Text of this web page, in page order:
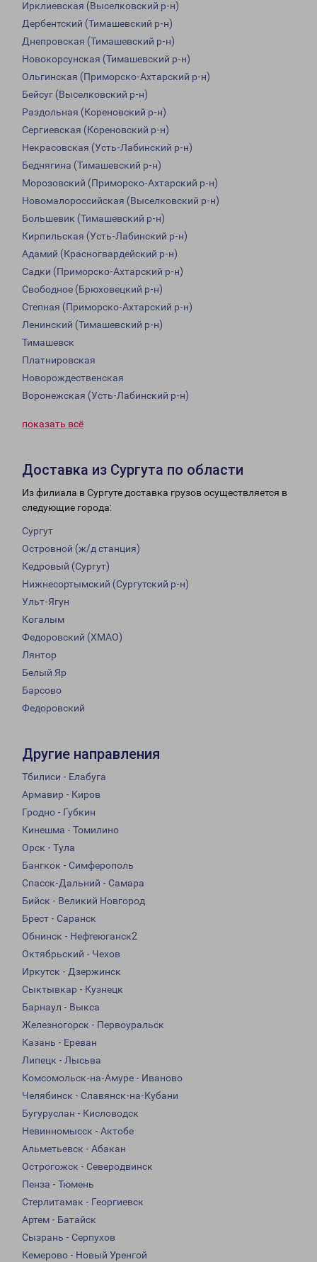
Ирклиевская (Выселковский р-н)
Дербентский (Тимашевский р-н)
Днепровская (Тимашевский р-н)
Новокорсунская (Тимашевский р-н)
Ольгинская (Приморско-Ахтарский р-н)
Бейсуг (Выселковский р-н)
Раздольная (Кореновский р-н)
Сергиевская (Кореновский р-н)
Некрасовская (Усть-Лабинский р-н)
Беднягина (Тимашевский р-н)
Морозовский (Приморско-Ахтарский р-н)
Новомалороссийская (Выселковский р-н)
Большевик (Тимашевский р-н)
Кирпильская (Усть-Лабинский р-н)
Адамий (Красногвардейский р-н)
Садки (Приморско-Ахтарский р-н)
Свободное (Брюховецкий р-н)
Степная (Приморско-Ахтарский р-н)
Ленинский (Тимашевский р-н)
Тимашевск
Платнировская
Новорождественская
Воронежская (Усть-Лабинский р-н)
показать всё
Доставка из Сургута по области
Из филиала в Сургуте доставка грузов осуществляется в
следующие города:
Сургут
Островной (ж/д станция)
Кедровый (Сургут)
Нижнесортымский (Сургутский р-н)
Ульт-Ягун
Когалым
Федоровский (ХМАО)
Лянтор
Белый Яр
Барсово
Федоровский
Другие направления
Тбилиси - Елабуга
Армавир - Киров
Гродно - Губкин
Кинешма - Томилино
Орск - Тула
Бангкок - Симферополь
Спасск-Дальний - Самара
Бийск - Великий Новгород
Брест - Саранск
Обнинск - Нефтеюганск2
Октябрьский - Чехов
Иркутск - Дзержинск
Сыктывкар - Кузнецк
Барнаул - Выкса
Железногорск - Первоуральск
Казань - Ереван
Липецк - Лысьва
Комсомольск-на-Амуре - Иваново
Челябинск - Славянск-на-Кубани
Бугуруслан - Кисловодск
Невинномысск - Актобе
Альметьевск - Абакан
Острогожск - Северодвинск
Пенза - Тюмень
Стерлитамак - Георгиевск
Артем - Батайск
Сызрань - Серпухов
Кемерово - Новый Уренгой